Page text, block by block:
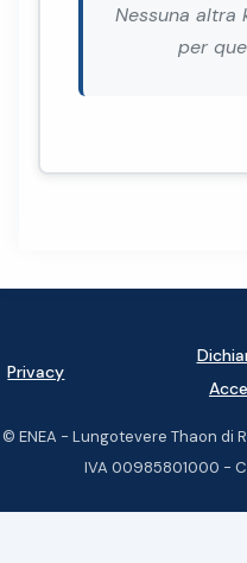
Nessuna altra
per
Privacy
© ENEA - Lungotevere Thaon di
IVA 00985801000 -